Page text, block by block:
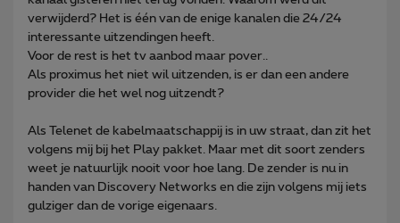
verwijderd? Het is één van de enige kanalen die 24/24
interessante uitzendingen heeft.
Voor de rest is het tv aanbod maar pover..
Als proximus het niet wil uitzenden, is er dan een andere
provider die het wel nog uitzendt?
Als Telenet de kabelmaatschappij is in uw straat, dan zit het
volgens mij bij het Play pakket. Maar met dit soort zenders
weet je natuurlijk nooit voor hoe lang. De zender is nu in
handen van Discovery Networks en die zijn volgens mij iets
gulziger dan de vorige eigenaars.